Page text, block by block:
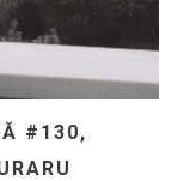
#130,